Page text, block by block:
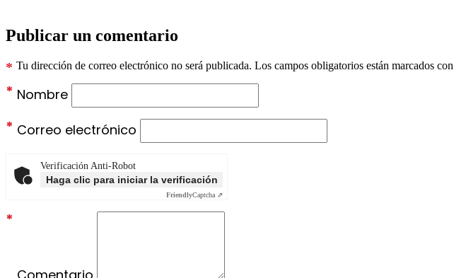
Publicar un comentario
Tu dirección de correo electrónico no será publicada. Los campos obligatorios están marcados con
*
Nombre
*
Correo electrónico
*
Verificación Anti-Robot
Haga clic para iniciar la verificación
FriendlyCaptcha ⇗
*